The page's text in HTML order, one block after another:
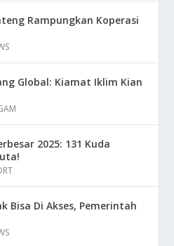
Rampungkan Koperasi
Global: Kiamat Iklim Kian
2025: 131 Kuda
Bisa Di Akses, Pemerintah